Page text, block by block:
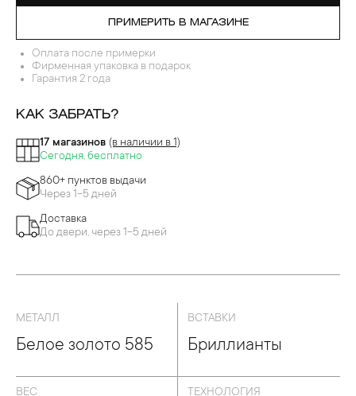
ПРИМЕРИТЬ В МАГАЗИНЕ
Оплата после примерки
Фирменная упаковка в подарок
Гарантия 2 года
КАК ЗАБРАТЬ?
17 магазинов (в наличии в 1)
Сегодня, бесплатно
860+ пунктов выдачи
Через 1-5 дней
Доставка
До двери, через 1-5 дней
МЕТАЛЛ
Белое золото 585
ВСТАВКИ
Бриллианты
ВЕС ТЕХНОЛОГИЯ